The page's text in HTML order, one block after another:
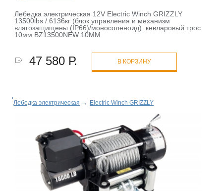
Лебедка электрическая 12V Electric Winch GRIZZLY
13500lbs / 6136кг (блок управления и механизм
влагозащищены (IP66)/моносоленоид) кевларовый трос
10мм BZ13500NEW 10MM
47 580 Р. В КОРЗИНУ
Лебедка электрическая → Electric Winch GRIZZLY